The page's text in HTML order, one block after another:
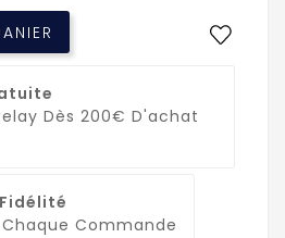
Dès 200€ D'achat
Commande